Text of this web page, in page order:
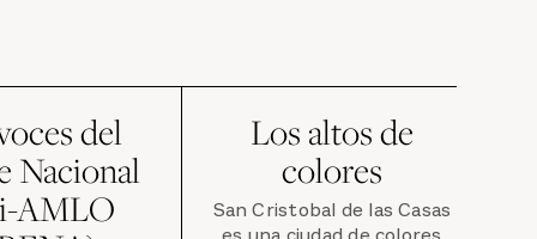
del
Nacional
AMLO
Los altos de
colores
San Cristobal de las Casas